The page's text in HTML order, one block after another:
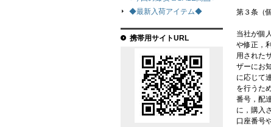
第３条（
当社が個
や修正，
用された
ザーにお
に応じて
を行うた
番号，配
に，購入
口座番号
◆最新入荷アイテム◆
携帯用サイトURL